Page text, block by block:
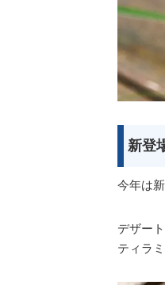
新登
今年は
デザー
ティラ